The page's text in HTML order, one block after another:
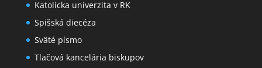
Katolícka univerzita v RK
Spišská diecéza
Sväté písmo
Tlačová kancelária biskupov